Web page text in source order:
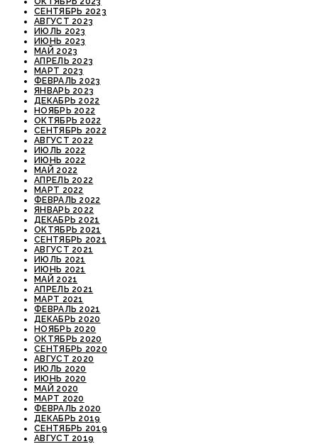
СЕНТЯБРЬ 2023
АВГУСТ 2023
ИЮЛЬ 2023
ИЮНЬ 2023
МАЙ 2023
АПРЕЛЬ 2023
МАРТ 2023
ФЕВРАЛЬ 2023
ЯНВАРЬ 2023
ДЕКАБРЬ 2022
НОЯБРЬ 2022
ОКТЯБРЬ 2022
СЕНТЯБРЬ 2022
АВГУСТ 2022
ИЮЛЬ 2022
ИЮНЬ 2022
МАЙ 2022
АПРЕЛЬ 2022
МАРТ 2022
ФЕВРАЛЬ 2022
ЯНВАРЬ 2022
ДЕКАБРЬ 2021
ОКТЯБРЬ 2021
СЕНТЯБРЬ 2021
АВГУСТ 2021
ИЮЛЬ 2021
ИЮНЬ 2021
МАЙ 2021
АПРЕЛЬ 2021
МАРТ 2021
ФЕВРАЛЬ 2021
ДЕКАБРЬ 2020
НОЯБРЬ 2020
ОКТЯБРЬ 2020
СЕНТЯБРЬ 2020
АВГУСТ 2020
ИЮЛЬ 2020
ИЮНЬ 2020
МАЙ 2020
МАРТ 2020
ФЕВРАЛЬ 2020
ДЕКАБРЬ 2019
СЕНТЯБРЬ 2019
АВГУСТ 2019